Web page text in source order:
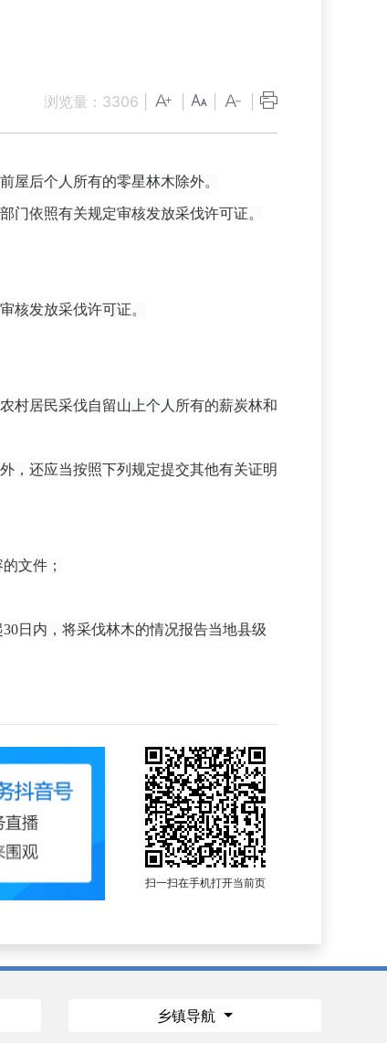
浏览量： 3306
屋后个人所有的零星林木除外。
门依照有关规定审核发放采伐许可证。
核发放采伐许可证。
村居民采伐自留山上个人所有的薪炭林和
，还应当按照下列规定提交其他有关证明
文件；
日内，将采伐林木的情况报告当地县级
扫一扫在手机打开当前页
乡镇导航